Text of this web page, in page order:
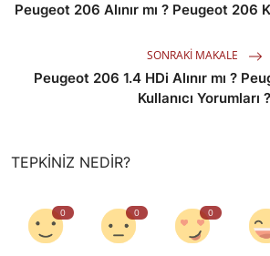
Peugeot 206 Alınır mı ? Peugeot 206
SONRAKI MAKALE
Peugeot 206 1.4 HDi Alınır mı ?
Kullanıcı Yorumları ?
TEPKINIZ NEDIR?
0 0 0